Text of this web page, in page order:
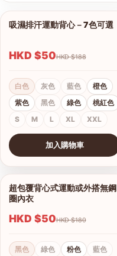
1/9
吸濕排汗運動背心－7色可選
HKD $50 HKD $188
白色 灰色 藍色
橙色
紫色
黑色 綠色
桃紅色
S
M L XL XXL
加入購物車
1/4
查看圖片
超包覆背心式運動或外搭無鋼
圈內衣
HKD $50 HKD $180
黑色 綠色 粉色
藍色